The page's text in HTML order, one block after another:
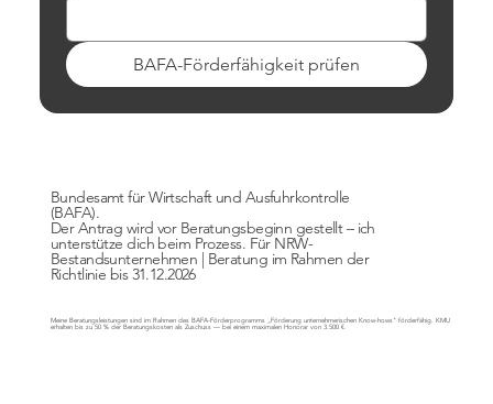
BAFA-Förderfähigkeit prüfen
Bundesamt für Wirtschaft und Ausfuhrkontrolle
(BAFA).
Der Antrag wird vor Beratungsbeginn gestellt – ich
unterstütze dich beim Prozess. Für NRW-
Bestandsunternehmen | Beratung im Rahmen der
Richtlinie bis 31.12.2026
Meine Beratungsleistungen sind im Rahmen des BAFA-Förderprogramms „Förderung unternehmerischen Know-hows" förderfähig. KMU
erhalten bis zu 50 % der Beratungskosten als Zuschuss — bei einem maximalen Honorar von 3.500 €.